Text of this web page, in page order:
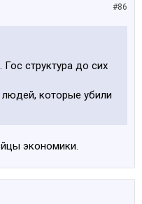
#86
структура до сих
которые убили
экономики.